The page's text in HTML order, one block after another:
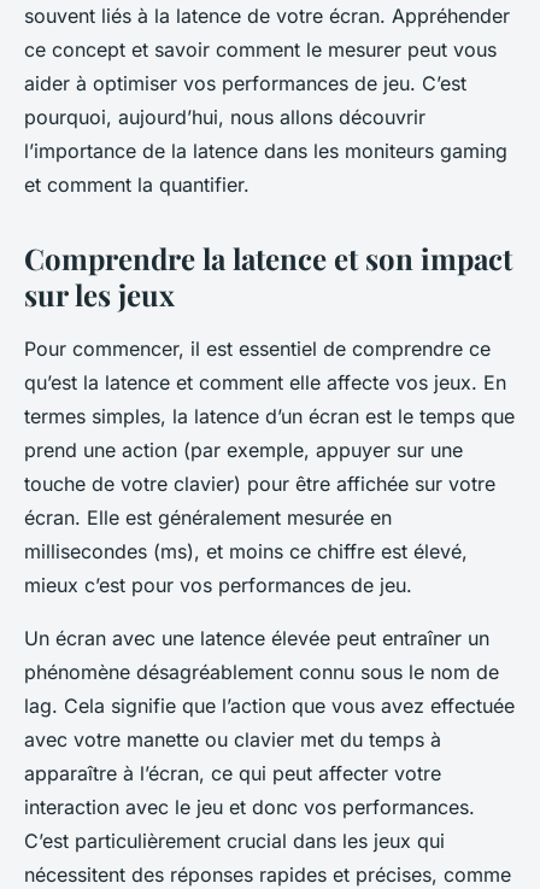
Héloïse•18 septembre 2024•6 min de lecture
souvent liés à la latence de votre écran. Appréhender
ce concept et savoir comment le mesurer peut vous
aider à optimiser vos performances de jeu. C’est
pourquoi, aujourd’hui, nous allons découvrir
l’importance de la latence dans les moniteurs gaming
et comment la quantifier.
Comprendre la latence et son impact
sur les jeux
Pour commencer, il est essentiel de comprendre ce
qu’est la latence et comment elle affecte vos jeux. En
termes simples, la latence d’un écran est le temps que
prend une action (par exemple, appuyer sur une
touche de votre clavier) pour être affichée sur votre
écran. Elle est généralement mesurée en
millisecondes (ms), et moins ce chiffre est élevé,
mieux c’est pour vos performances de jeu.
Un écran avec une latence élevée peut entraîner un
phénomène désagréablement connu sous le nom de
lag. Cela signifie que l’action que vous avez effectuée
avec votre manette ou clavier met du temps à
apparaître à l’écran, ce qui peut affecter votre
interaction avec le jeu et donc vos performances.
C’est particulièrement crucial dans les jeux qui
nécessitent des réponses rapides et précises, comme